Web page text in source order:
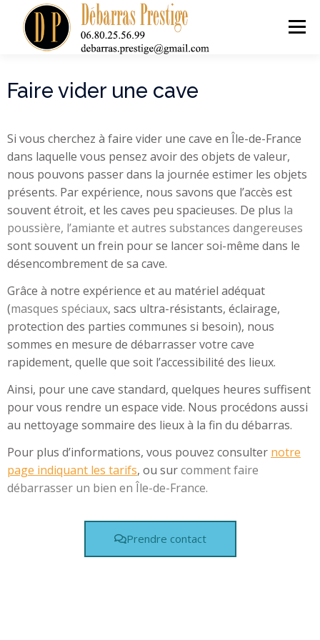
Menu
ACCUEIL
TARIFS ACHAT ANTIQUITÉS CONTACT
Faire vider une cave
Si vous cherchez à faire vider une cave en Île-de-France
dans laquelle vous pensez avoir des objets de valeur,
nous pouvons passer dans la journée estimer les objets
présents. Par expérience, nous savons que l’accès est
souvent étroit, et les caves peu spacieuses. De plus la
poussière, l’amiante et autres substances dangereuses
sont souvent un frein pour se lancer soi-même dans le
désencombrement de sa cave.
Grâce à notre expérience et au matériel adéquat
(masques spéciaux, sacs ultra-résistants, éclairage,
protection des parties communes si besoin), nous
sommes en mesure de débarrasser votre cave
rapidement, quelle que soit l’accessibilité des lieux.
Ainsi, pour une cave standard, quelques heures suffisent
pour vous rendre un espace vide. Nous procédons aussi
au nettoyage sommaire des lieux à la fin du débarras.
Pour plus d’informations, vous pouvez consulter notre
page indiquant les tarifs, ou surcomment faire
débarrasser un bien en Île-de-France.
Prendre contact